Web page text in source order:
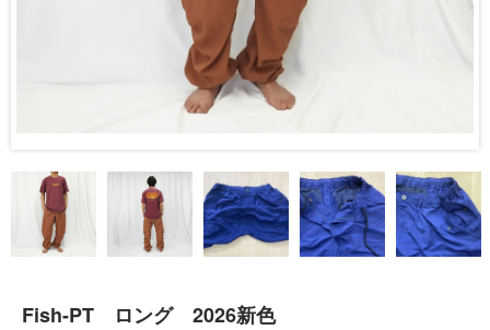
Fish-PT ロング 2026新色